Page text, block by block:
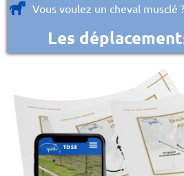
Vous voulez un cheval musclé ?
Les